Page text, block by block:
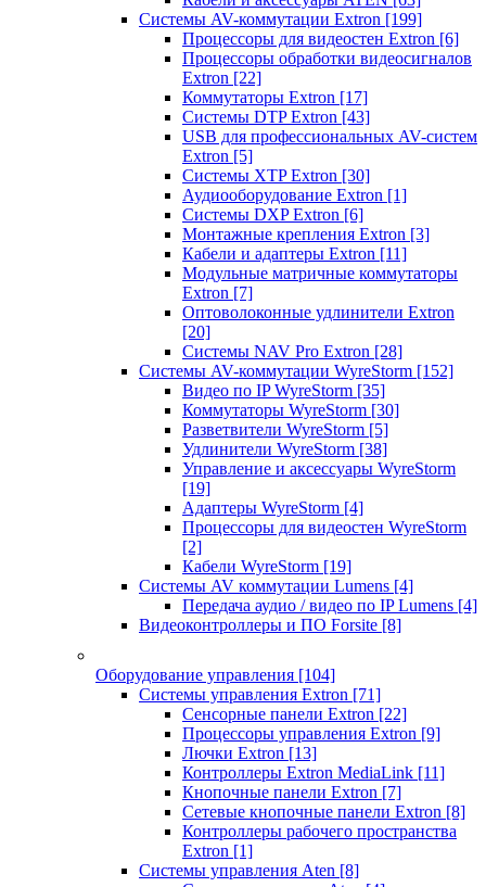
Системы AV-коммутации Extron [199]
Процессоры для видеостен Extron [6]
Процессоры обработки видеосигналов
Extron [22]
Коммутаторы Extron [17]
Системы DTP Extron [43]
USB для профессиональных AV-систем
Extron [5]
Системы XTP Extron [30]
Аудиооборудование Extron [1]
Системы DXP Extron [6]
Монтажные крепления Extron [3]
Кабели и адаптеры Extron [11]
Модульные матричные коммутаторы
Extron [7]
Оптоволоконные удлинители Extron
[20]
Системы NAV Pro Extron [28]
Системы AV-коммутации WyreStorm [152]
Видео по IP WyreStorm [35]
Коммутаторы WyreStorm [30]
Разветвители WyreStorm [5]
Удлинители WyreStorm [38]
Управление и аксессуары WyreStorm
[19]
Адаптеры WyreStorm [4]
Процессоры для видеостен WyreStorm
[2]
Кабели WyreStorm [19]
Системы AV коммутации Lumens [4]
Передача аудио / видео по IP Lumens [4]
Видеоконтроллеры и ПО Forsite [8]
Оборудование управления [104]
Системы управления Extron [71]
Сенсорные панели Extron [22]
Процессоры управления Extron [9]
Лючки Extron [13]
Контроллеры Extron MediaLink [11]
Кнопочные панели Extron [7]
Сетевые кнопочные панели Extron [8]
Контроллеры рабочего пространства
Extron [1]
Системы управления Aten [8]